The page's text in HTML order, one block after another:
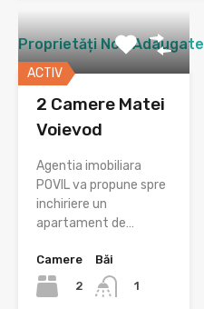
Proprietăți Nou Adaugate
ACTIV
2 Camere Matei
Voievod
Agentia imobiliara
POVIL va propune spre
inchiriere un
apartament de…
Camere
2
Băi
1